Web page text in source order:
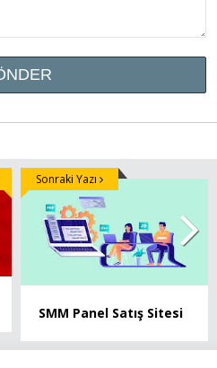
SMM Panel Satış Sitesi
Sonraki Yazı